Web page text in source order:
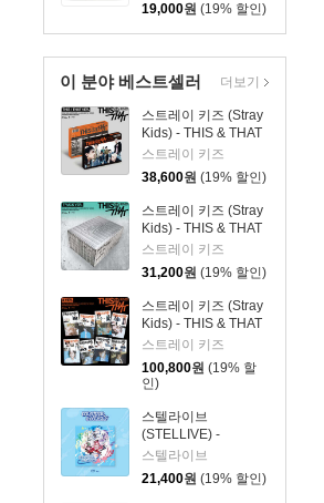
19,000원 (19% 할인)
이 분야 베스트셀러
스트레이 키즈 (Stray
Kids) - THIS & THAT
[2종 SET]
스트레이 키즈
38,600원 (19% 할인)
스트레이 키즈 (Stray
Kids) - THIS & THAT
[TRUCK VER.]
스트레이 키즈
31,200원 (19% 할인)
스트레이 키즈 (Stray
Kids) - THIS & THAT
[& VER.][8종 SET]
스트레이 키즈
100,800원 (19% 할
인)
스텔라이브
(STELLIVE) -
STELLIVE Cliche 1st
EP 「Colorful
Strokes」 - CD Ver.
스텔라이브
21,400원 (19% 할인)
더보기